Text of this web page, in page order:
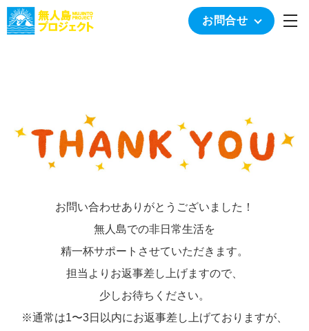
お問合せ
お問い合わせありがとうございました！
無人島での非日常生活を
精一杯サポートさせていただきます。
担当よりお返事差し上げますので、
少しお待ちください。
※通常は1〜3日以内にお返事差し上げておりますが、